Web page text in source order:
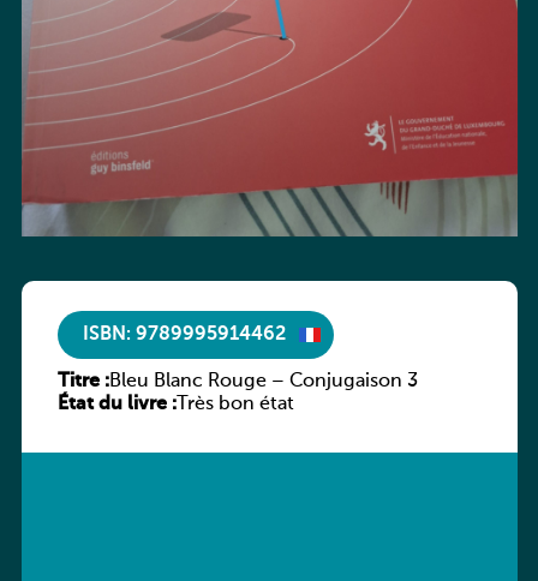
ISBN: 9789995914462
Titre :Bleu Blanc Rouge – Conjugaison 3
État du livre :Très bon état